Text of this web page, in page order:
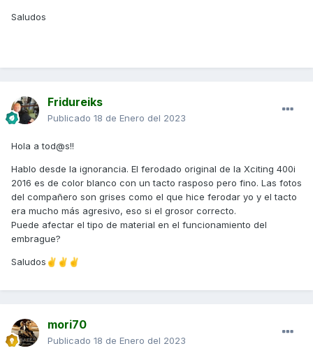
Saludos
Fridureiks
Publicado 18 de Enero del 2023
Hola a tod@s!!
Hablo desde la ignorancia. El ferodado original de la Xciting 400i
2016 es de color blanco con un tacto rasposo pero fino. Las fotos
del compañero son grises como el que hice ferodar yo y el tacto
era mucho más agresivo, eso si el grosor correcto.
Puede afectar el tipo de material en el funcionamiento del
embrague?
Saludos ✌️ ✌️ ✌️
mori70
Publicado 18 de Enero del 2023